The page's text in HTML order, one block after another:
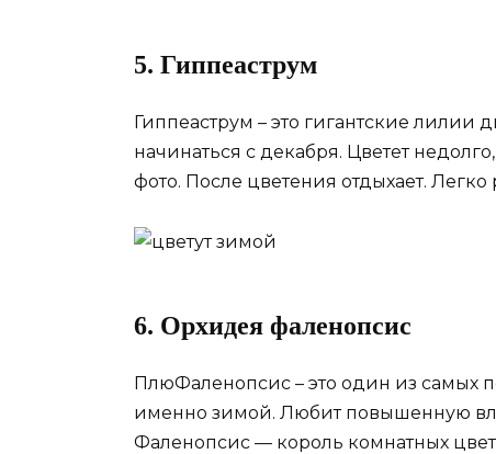
5. Гиппеаструм
Гиппеаструм – это гигантские лилии
начинаться с декабря. Цветет
фото. После цветения отдыхает.
6. Орхидея фаленопсис
ПлюФаленопсис – это один из самых
именно зимой. Любит повышенную
Фаленопсис — король комнатных